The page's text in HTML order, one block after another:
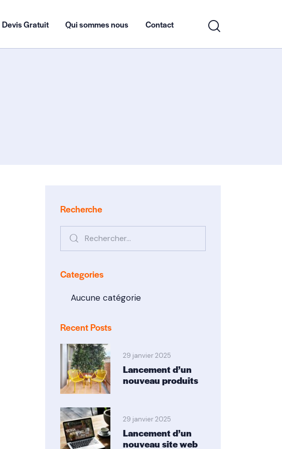
Devis Gratuit Qui sommes nous Contact
Recherche
Categories
Aucune catégorie
Recent Posts
29 janvier 2025
Lancement d’un
nouveau produits
29 janvier 2025
Lancement d’un
nouveau site web